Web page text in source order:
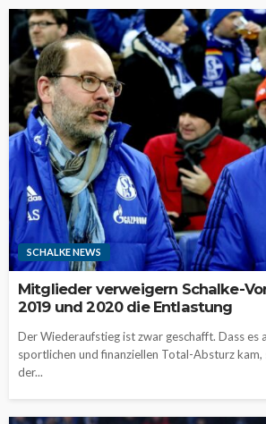
SCHALKE NEWS
Mitglieder verweigern Schalke-
2019 und 2020 die Entlastung
Der Wiederaufstieg ist zwar geschafft. Dass es
sportlichen und finanziellen Total-Absturz kam,
der...